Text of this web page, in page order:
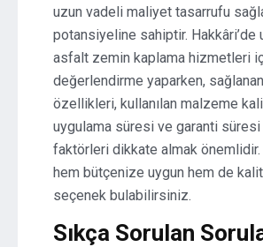
uzun vadeli maliyet tasarrufu
potansiyeline sahiptir. Hakkâri’de
asfalt zemin kaplama hizmetleri
değerlendirme yaparken,
özellikleri, kullanılan malzeme
uygulama süresi ve garanti
faktörleri dikkate almak
hem bütçenize uygun hem de
seçenek bulabilirsiniz.
Sıkça Sorulan